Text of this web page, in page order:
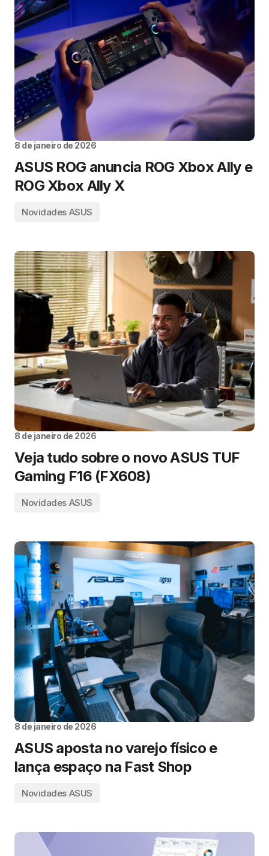
8 de janeiro de 2026
ASUS ROG anuncia ROG Xbox Ally e
ROG Xbox Ally X
Novidades ASUS
8 de janeiro de 2026
Veja tudo sobre o novo ASUS TUF
Gaming F16 (FX608)
Novidades ASUS
8 de janeiro de 2026
ASUS aposta no varejo físico e
lança espaço na Fast Shop
Novidades ASUS